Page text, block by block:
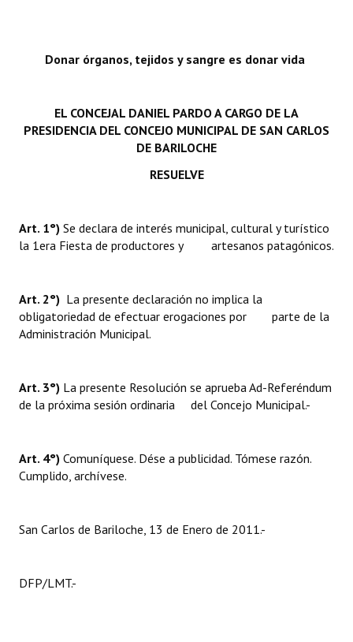
Donar órganos, tejidos y sangre es donar vida
EL CONCEJAL DANIEL PARDO A CARGO DE LA
PRESIDENCIA DEL CONCEJO MUNICIPAL DE SAN CARLOS
DE BARILOCHE
RESUELVE
Art. 1°) Se declara de interés municipal, cultural y turístico
la 1era Fiesta de productores y artesanos patagónicos.
Art. 2°) La presente declaración no implica la
obligatoriedad de efectuar erogaciones por parte de la
Administración Municipal.
Art. 3°) La presente Resolución se aprueba Ad-Referéndum
de la próxima sesión ordinaria del Concejo Municipal.-
Art. 4°) Comuníquese. Dése a publicidad. Tómese razón.
Cumplido, archívese.
San Carlos de Bariloche, 13 de Enero de 2011.-
DFP/LMT.-